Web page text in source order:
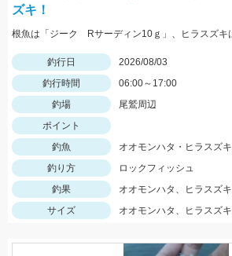
ズキ！
釣行日
2026/08/03
釣行時間
06:00～17:00
釣場
尾鷲周辺
ポイント
釣魚
オオモンハタ・ヒラスズキ
釣り方
ロックフィッシュ
釣果
オオモンハタ、ヒラスズキ
サイズ
オオモンハタ、ヒラスズキ